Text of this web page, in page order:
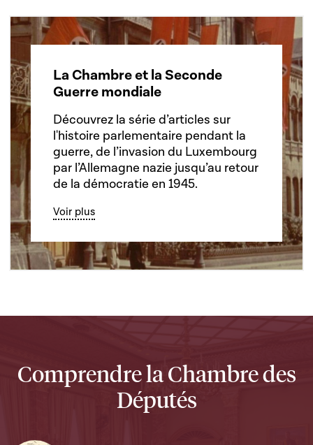
La Chambre et la Seconde
Guerre mondiale
Découvrez la série d’articles sur
l'histoire parlementaire pendant la
guerre, de l’invasion du Luxembourg
par l’Allemagne nazie jusqu’au retour
de la démocratie en 1945.
Voir plus
Comprendre la Chambre des
Députés